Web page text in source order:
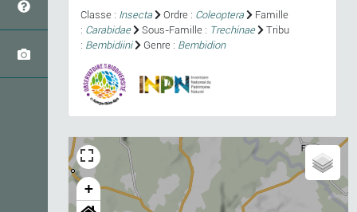
Classe : Insecta Ordre : Coleoptera
Famille
: Carabidae Sous-Famille : Trechinae
Tribu
: Bembidiini Genre : Bembidion
+